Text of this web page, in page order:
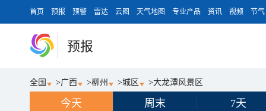
首页 预报 预警 雷达 云图 天气地图 专业产品 资讯 视频 节气
预报
全国 >广西 >柳州 >城区 >大龙潭风景区
今天 周末 7天